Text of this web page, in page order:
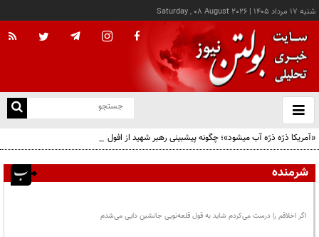
شنبه ۱۷ مرداد ۱۴۰۵ |
Saturday , 08 August 2026
باز
و
«آمریکا ذرّه ذرّه آب میشود»؛ چگونه پیشبینی رهبر شهید از افول ابرقدرت به حقیقت پیوست؟
شرمنده
اگر اخلاقم را درست می‌کردم شاید به قول قلعه‌نویی جانشین دایی می‌شدم